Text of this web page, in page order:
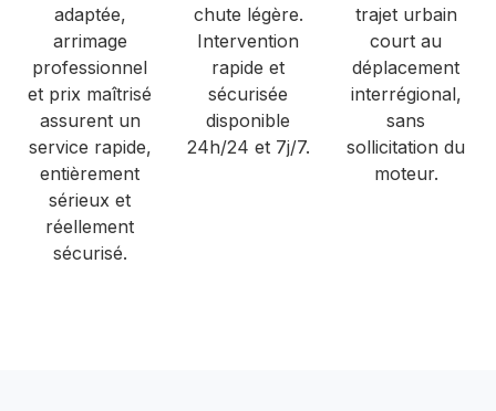
adaptée,
arrimage
professionnel
et prix maîtrisé
assurent un
service rapide,
entièrement
sérieux et
réellement
sécurisé.
chute légère.
Intervention
rapide et
sécurisée
disponible
24h/24 et 7j/7.
trajet urbain
court au
déplacement
interrégional,
sans
sollicitation du
moteur.